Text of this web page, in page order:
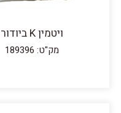
ויטמין K ביודור
מק"ט: 189396